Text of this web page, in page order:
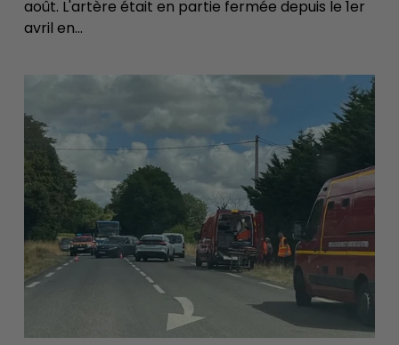
août. L'artère était en partie fermée depuis le 1er
avril en...